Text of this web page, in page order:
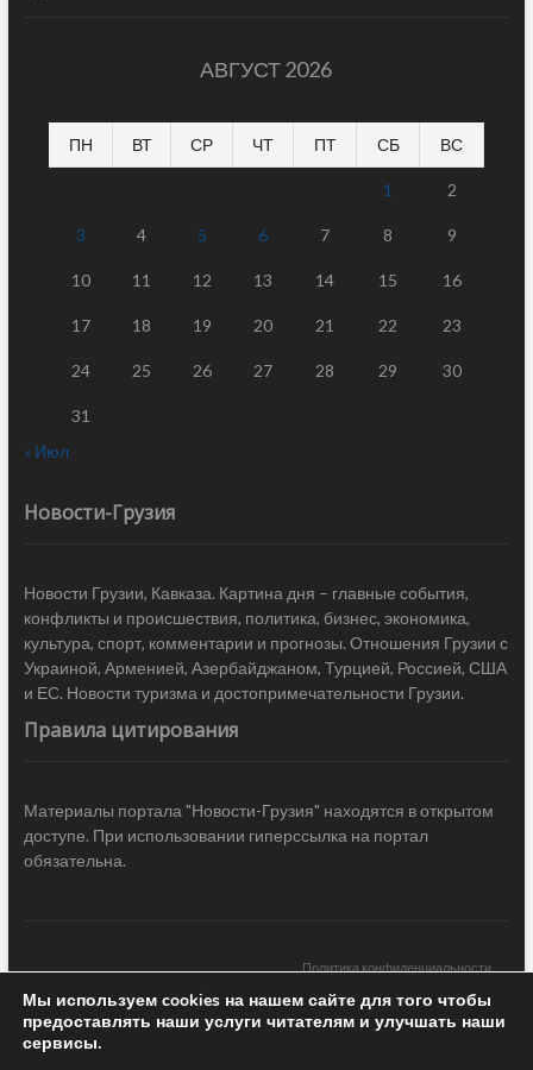
АВГУСТ 2026
ПН ВТ СР ЧТ ПТ СБ ВС
1 2
3 4 5 6 7 8 9
10 11 12 13 14 15 16
17 18 19 20 21 22 23
24 25 26 27 28 29 30
31
« Июл
Новости-Грузия
Новости Грузии, Кавказа. Картина дня – главные события,
конфликты и происшествия, политика, бизнес, экономика,
культура, спорт, комментарии и прогнозы. Отношения Грузии с
Украиной, Арменией, Азербайджаном, Турцией, Россией, США
и ЕС. Новости туризма и достопримечательности Грузии.
Правила цитирования
Материалы портала "Новости-Грузия" находятся в открытом
доступе. При использовании гиперссылка на портал
обязательна.
Политика конфиденциальности
Новости Грузии| Black Sea Press LTD © 2020 All Rights Reserved /
Design & development —
Мы используем cookies на нашем сайте для того чтобы
предоставлять наши услуги читателям и улучшать наши
сервисы.